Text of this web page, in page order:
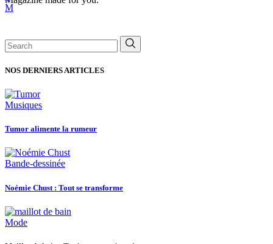
Search
for:
NOS DERNIERS ARTICLES
Musiques
Tumor alimente la rumeur
Bande-dessinée
Noémie Chust : Tout se transforme
Mode